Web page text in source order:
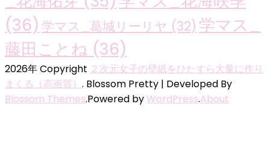
(36) 学マス_葛城リーリヤ (32) 学マス_
藤田ことね (36)
2026年 Copyright ２次元女子の壁紙をひたすら大量に作り
まくる（高画質） . Blossom Pretty | Developed By
Blossom Themes.Powered byWordPress.About